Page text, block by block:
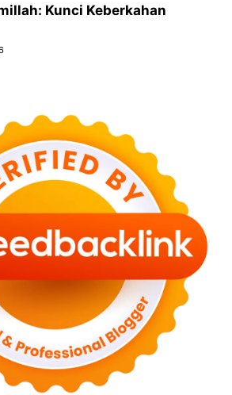
Kunci Keberkahan